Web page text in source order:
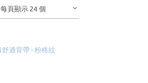
每頁顯示 24 個